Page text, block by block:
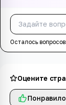
Осталось вопросов:
Оцените